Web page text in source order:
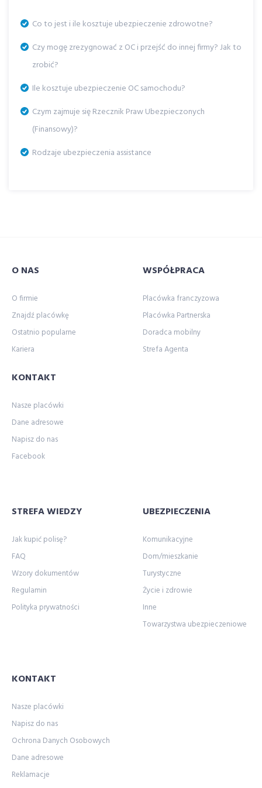
Co to jest i ile kosztuje ubezpieczenie zdrowotne?
Czy mogę zrezygnować z OC i przejść do innej firmy? Jak to
zrobić?
Ile kosztuje ubezpieczenie OC samochodu?
Czym zajmuje się Rzecznik Praw Ubezpieczonych
(Finansowy)?
Rodzaje ubezpieczenia assistance
O NAS
O firmie
Znajdź placówkę
Ostatnio popularne
Kariera
KONTAKT
Nasze placówki
Dane adresowe
Napisz do nas
Facebook
WSPÓŁPRACA
Placówka franczyzowa
Placówka Partnerska
Doradca mobilny
Strefa Agenta
STREFA WIEDZY
Jak kupić polisę?
FAQ
Wzory dokumentów
Regulamin
Polityka prywatności
UBEZPIECZENIA
Komunikacyjne
Dom/mieszkanie
Turystyczne
Życie i zdrowie
Inne
Towarzystwa ubezpieczeniowe
KONTAKT
Nasze placówki
Napisz do nas
Ochrona Danych Osobowych
Dane adresowe
Reklamacje